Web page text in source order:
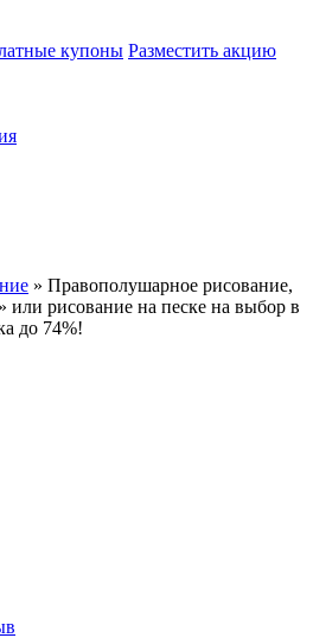
купоны Разместить акцию
» Правополушарное рисование,
или рисование на песке на выбор в
до 74%!